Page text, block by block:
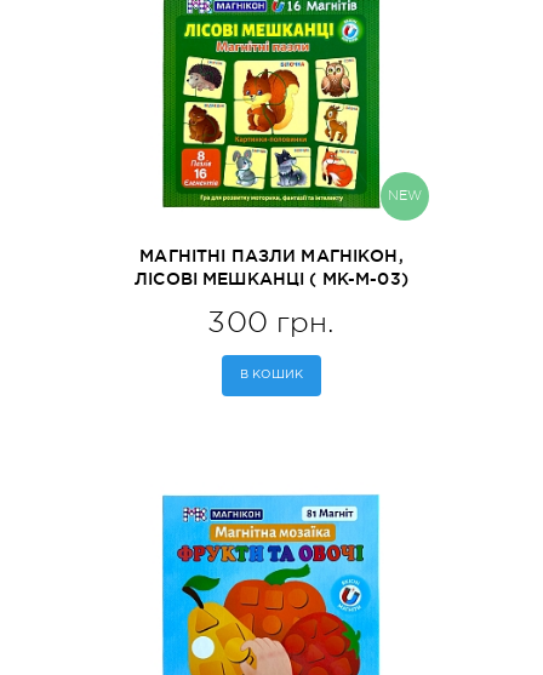
NEW
МАГНІТНІ ПАЗЛИ МАГНІКОН,
ЛІСОВІ МЕШКАНЦІ ( MK-М-03)
300 грн.
В КОШИК